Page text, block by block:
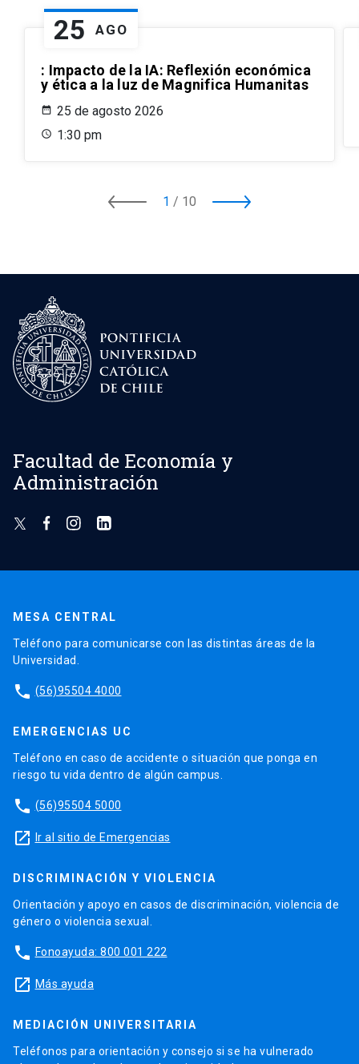
25 AGO
: Impacto de la IA: Reflexión económica
y ética a la luz de Magnifica Humanitas
25 de agosto 2026
1:30 pm
1 / 10
Facultad de Economía y
Administración
MESA CENTRAL
Teléfono para comunicarse con las distintas áreas de la
Universidad.
phone (56)95504 4000
EMERGENCIAS UC
Teléfono en caso de accidente o situación que ponga en
riesgo tu vida dentro de algún campus.
phone (56)95504 5000
launch Ir al sitio de Emergencias
DISCRIMINACIÓN Y VIOLENCIA
Orientación y apoyo en casos de discriminación, violencia de
género o violencia sexual.
phone Fonoayuda: 800 001 222
launch Más ayuda
MEDIACIÓN UNIVERSITARIA
Teléfonos para orientación y consejo si se ha vulnerado